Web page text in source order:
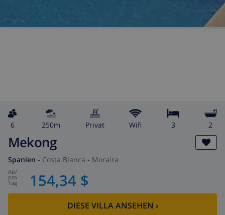
6 250m Privat wifi 3 2
Mekong
Spanien - Costa Blanca - Moraira
ab/
pro
Tag 154,34 $
DIESE VILLA ANSEHEN ›